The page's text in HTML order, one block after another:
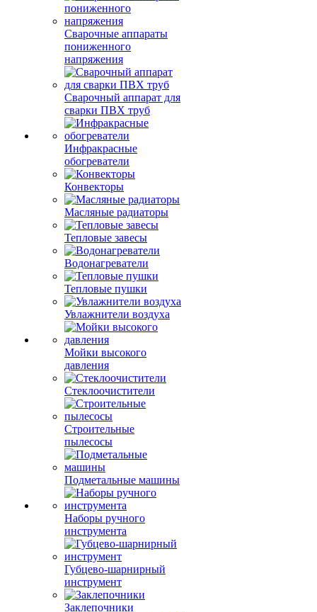
Сварочные аппараты
пониженного
напряжения
Сварочный аппарат для
сварки ПВХ труб
Инфракрасные
обогреватели
Конвекторы
Масляные радиаторы
Тепловые завесы
Водонагреватели
Тепловые пушки
Увлажнители воздуха
Мойки высокого
давления
Стеклоочистители
Строительные
пылесосы
Подметальные машины
Наборы ручного
инструмента
Губцево-шарнирный
инструмент
Заклепочники